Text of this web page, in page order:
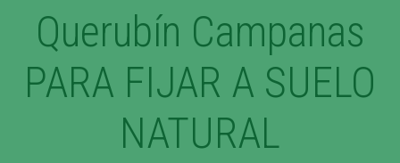
Querubín Campanas
PARA FIJAR A SUELO
NATURAL